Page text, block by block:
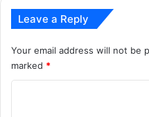
Leave a Reply
Your email address will not be
marked *